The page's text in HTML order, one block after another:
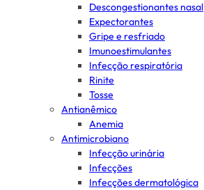
Descongestionantes nasal
Expectorantes
Gripe e resfriado
Imunoestimulantes
Infecção respiratória
Rinite
Tosse
Antianêmico
Anemia
Antimicrobiano
Infecção urinária
Infecções
Infecções dermatológica